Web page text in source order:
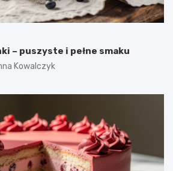
– puszyste i pełne smaku
Kowalczyk